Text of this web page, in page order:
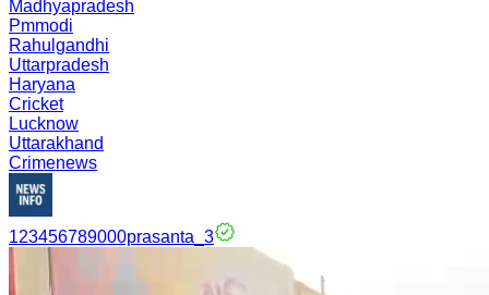
Madhyapradesh
Pmmodi
Rahulgandhi
Uttarpradesh
Haryana
Cricket
Lucknow
Uttarakhand
Crimenews
123456789000prasanta_3